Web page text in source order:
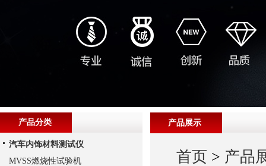
产品展示
首页 > 产品
产品分类
汽车内饰材料测试仪
MVSS燃烧性试验机